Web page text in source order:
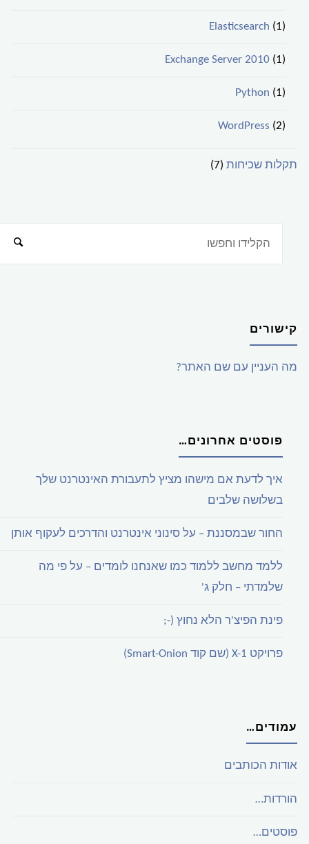
Elasticsearch (1)
Exchange Server 2010(1)
Python (1)
WordPress (2)
תקלות שכיחות (7)
קישורים
מה העניין עם שם האתר?
פוסטים אחרונים…
איך לדעת אם מישהו מציץ לתעבורת האינטרנט שלך
בשלושה שלבים
החור שבמסננת – על סינוני אינטרנט והדרכים לעקוף אותן
ללמד מחשב ללמוד כמו שאנחנו לומדים – על פי מה
שלמדתי – חלק ג'
פינת הפיצ'ר הלא נחוץ (-;
פרויקט X-1 (שם קוד Smart-Onion)
עמודים…
אודות הכותבים
הורדות…
פוסטים…